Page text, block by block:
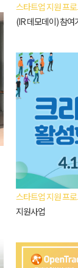
스타트업 지원 프
(IR 데모데이) 참여
스타트업 지원 프
지원사업